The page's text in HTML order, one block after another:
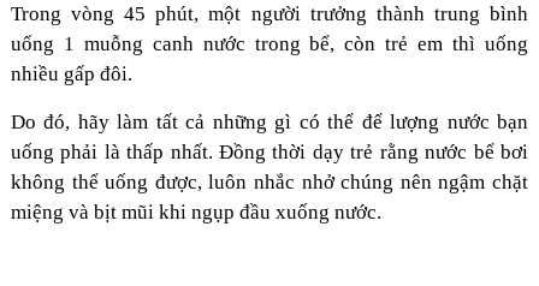
Trong vòng 45 phút, một người trưởng thành trung bình
uống 1 muỗng canh nước trong bể, còn trẻ em thì uống
nhiều gấp đôi.
Do đó, hãy làm tất cả những gì có thể để lượng nước bạn
uống phải là thấp nhất. Đồng thời dạy trẻ rằng nước bể bơi
không thể uống được, luôn nhắc nhở chúng nên ngậm chặt
miệng và bịt mũi khi ngụp đầu xuống nước.